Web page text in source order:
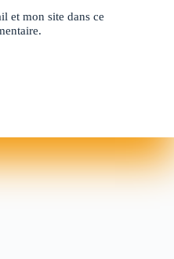
et mon site dans ce